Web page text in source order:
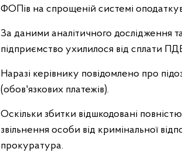
ФОПів на спрощеній системі
За даними аналітичного дослідження
підприємство ухилилося від сплати
Наразі керівнику повідомлено про
(обов'язкових платежів).
Оскільки збитки відшкодовані
звільнення особи від кримінальної
прокуратура.